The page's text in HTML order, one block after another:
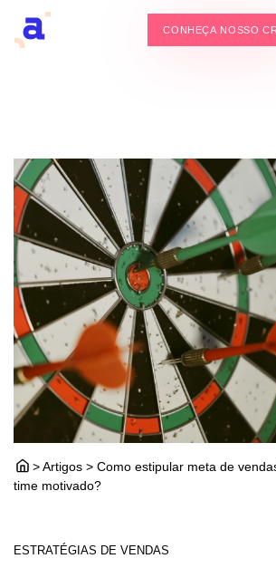
CONHEÇA NOSSO
> Artigos > Como estipular meta de
time motivado?
ESTRATÉGIAS DE VENDAS